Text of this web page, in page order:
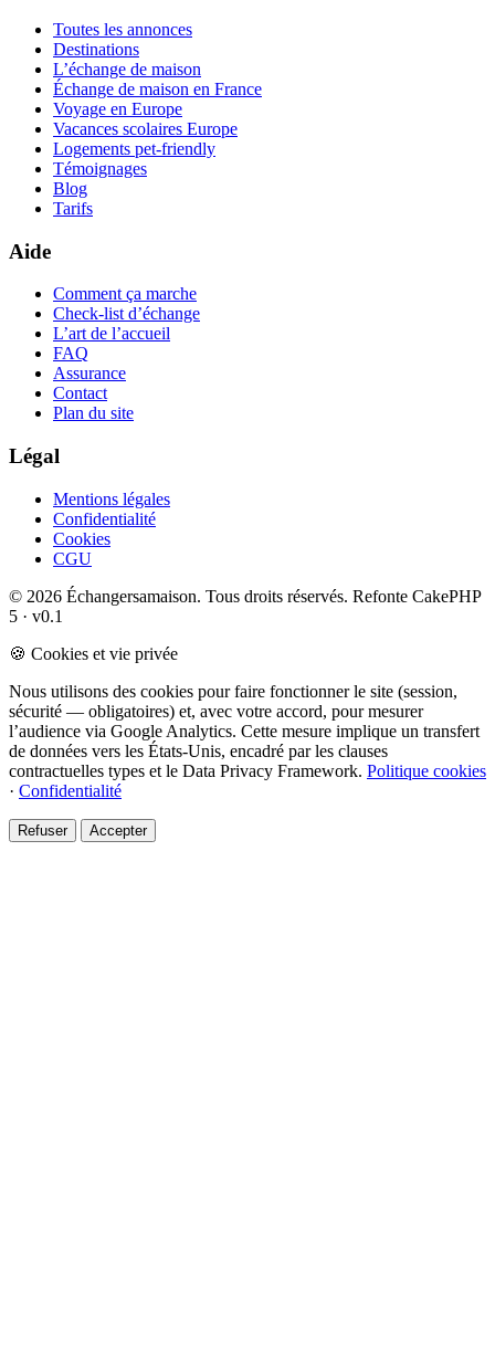
Toutes les annonces
Destinations
L’échange de maison
Échange de maison en France
Voyage en Europe
Vacances scolaires Europe
Logements pet-friendly
Témoignages
Blog
Tarifs
Aide
Comment ça marche
Check-list d’échange
L’art de l’accueil
FAQ
Assurance
Contact
Plan du site
Légal
Mentions légales
Confidentialité
Cookies
CGU
© 2026 Échangersamaison. Tous droits réservés. Refonte CakePHP
5 · v0.1
🍪 Cookies et vie privée
Nous utilisons des cookies pour faire fonctionner le site (session,
sécurité — obligatoires) et, avec votre accord, pour mesurer
l’audience via Google Analytics. Cette mesure implique un transfert
de données vers les États-Unis, encadré par les clauses
contractuelles types et le Data Privacy Framework. Politique cookies
· Confidentialité
Refuser Accepter